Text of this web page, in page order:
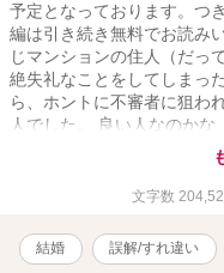
予定となっております。つ
編は引き続き無料でお読み
じマンションの住人（だっ
絶失礼なことをしてしまっ
ら、ホントに不審者に狙わ
人でした。 良い人なのか
下の部下とお見合いをす
な、彼でした。 なぜかト
婚してたんですが、うん、
わかりません……。 出世の
奥さんを溺愛してる（けど
文字数
結婚 誤解/すれ違い